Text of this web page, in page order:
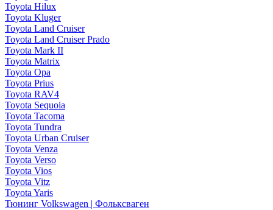
Toyota Hilux
Toyota Kluger
Toyota Land Cruiser
Toyota Land Cruiser Prado
Toyota Mark II
Toyota Matrix
Toyota Opa
Toyota Prius
Toyota RAV4
Toyota Sequoia
Toyota Tacoma
Toyota Tundra
Toyota Urban Cruiser
Toyota Venza
Toyota Verso
Toyota Vios
Toyota Vitz
Toyota Yaris
Тюнинг Volkswagen | Фольксваген